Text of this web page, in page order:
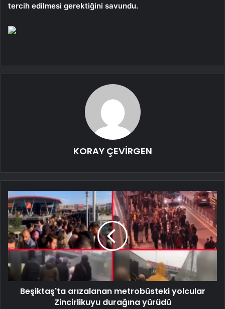
tercih edilmesi gerektiğini savundu.
KORAY ÇEVİRGEN
Beşiktaş'ta arızalanan metrobüsteki yolcular
Zincirlikuyu durağına yürüdü